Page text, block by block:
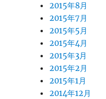
2015年8月
2015年7月
2015年5月
2015年4月
2015年3月
2015年2月
2015年1月
2014年12月